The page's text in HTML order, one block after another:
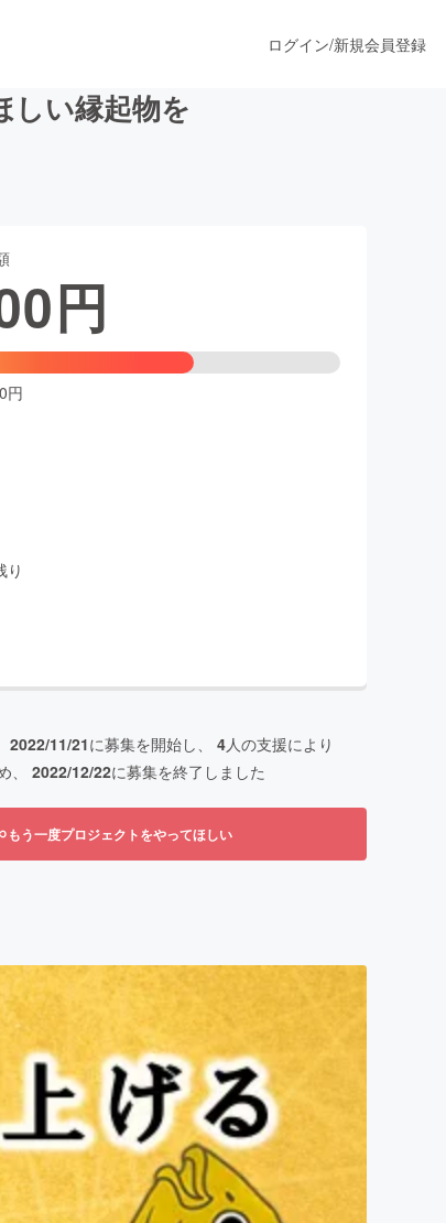
ファッション
ログイン/新規会員登録
しい縁起物を
円
円
り
2022/11/21に募集を開始し、 4人の支援により
、 2022/12/22に募集を終了しました
もう一度プロジェクトをやってほしい